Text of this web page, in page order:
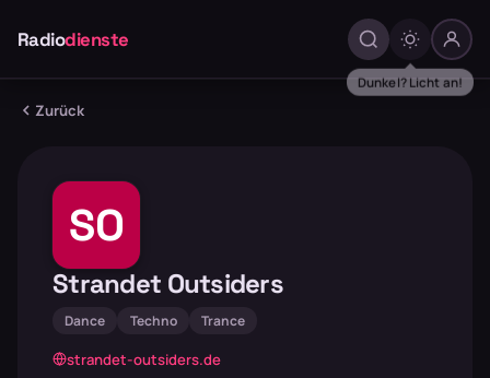
Radiodienste
Dunkel? Licht an!
Zurück
SO
Strandet Outsiders
Dance Techno Trance
strandet-outsiders.de